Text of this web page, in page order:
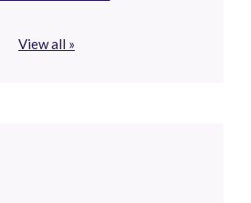
View all »